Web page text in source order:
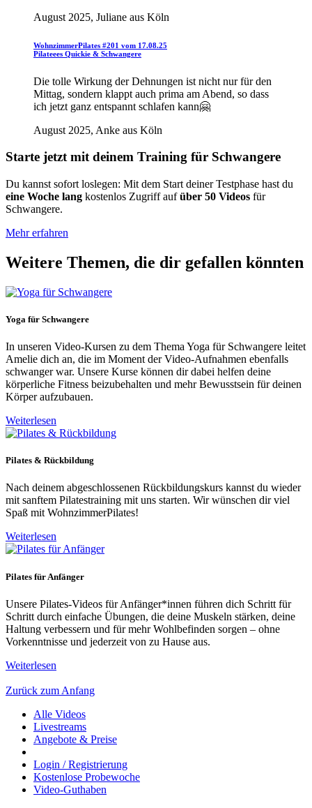
August 2025, Juliane aus Köln
WohnzimmerPilates #201 vom 17.08.25
Pilateees Quickie & Schwangere
Die tolle Wirkung der Dehnungen ist nicht nur für den
Mittag, sondern klappt auch prima am Abend, so dass
ich jetzt ganz entspannt schlafen kann🤗
August 2025, Anke aus Köln
Starte jetzt mit deinem Training für Schwangere
Du kannst sofort loslegen: Mit dem Start deiner Testphase hast du
eine Woche lang kostenlos Zugriff aufüber 50 Videos für
Schwangere.
Mehr erfahren
Weitere Themen, die dir gefallen könnten
Yoga für Schwangere
In unseren Video-Kursen zu dem Thema Yoga für Schwangere leitet
Amelie dich an, die im Moment der Video-Aufnahmen ebenfalls
schwanger war. Unsere Kurse können dir dabei helfen deine
körperliche Fitness beizubehalten und mehr Bewusstsein für deinen
Körper aufzubauen.
Weiterlesen
Pilates & Rückbildung
Nach deinem abgeschlossenen Rückbildungskurs kannst du wieder
mit sanftem Pilatestraining mit uns starten. Wir wünschen dir viel
Spaß mit WohnzimmerPilates!
Weiterlesen
Pilates für Anfänger
Unsere Pilates-Videos für Anfänger*innen führen dich Schritt für
Schritt durch einfache Übungen, die deine Muskeln stärken, deine
Haltung verbessern und für mehr Wohlbefinden sorgen – ohne
Vorkenntnisse und jederzeit von zu Hause aus.
Weiterlesen
Zurück zum Anfang
Alle Videos
Livestreams
Angebote & Preise
Login / Registrierung
Kostenlose Probewoche
Video-Guthaben